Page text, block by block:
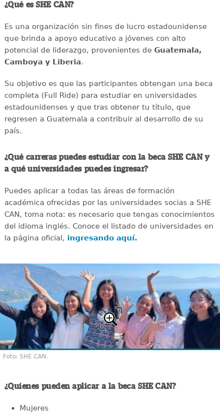
¿Qué es SHE CAN?
Es una organización sin fines de lucro estadounidense
que brinda a apoyo educativo a jóvenes con alto
potencial de liderazgo, provenientes deGuatemala,
Camboya y Liberia.
Su objetivo es que las participantes obtengan una beca
completa (Full Ride) para estudiar en universidades
estadounidenses y que tras obtener tu título, que
regresen a Guatemala a contribuir al desarrollo de su
país.
¿Qué carreras puedes estudiar con la beca SHE CAN y
a qué universidades puedes ingresar?
Puedes aplicar a todas las áreas de formación
académica ofrecidas por las universidades socias a SHE
CAN, toma nota: es necesario que tengas conocimientos
del idioma inglés. Conoce el listado de universidades en
la página oficial, ingresando aquí.
Foto: SHE CAN.
¿Quienes pueden aplicar a la beca SHE CAN?
Mujeres